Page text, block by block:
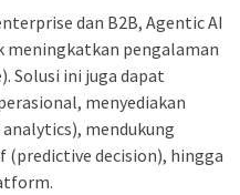
dan B2B, Agentic AI
meningkatkan pengalaman
Solusi ini juga dapat
menyediakan
mendukung
decision), hingga